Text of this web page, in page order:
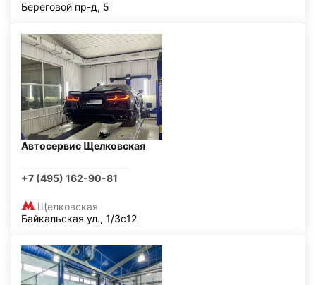
Береговой пр-д, 5
Автосервис Щелковская
+7 (495) 162-90-81
Щелковская
Байкальская ул., 1/3с12